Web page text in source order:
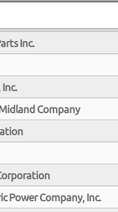
Inc.
Company
Power Company, Inc.